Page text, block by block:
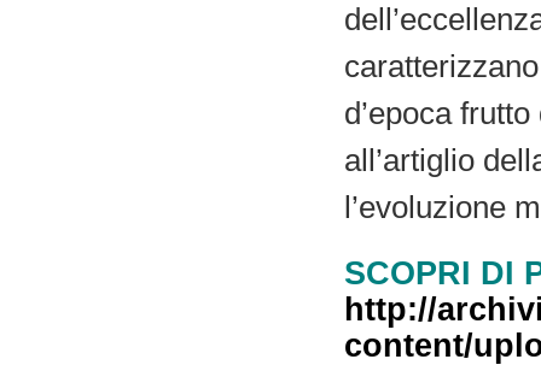
d’epoca
all’artiglio
l’evoluzione
SCOPRI DI
http://
content/